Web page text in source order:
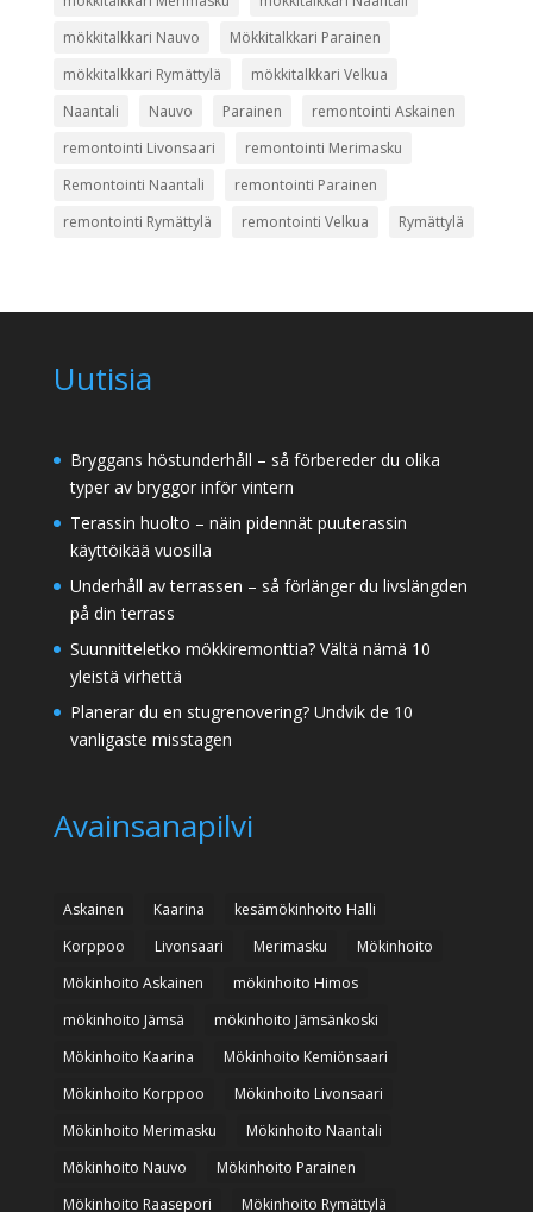
mökkitalkkari Nauvo
Mökkitalkkari Parainen
mökkitalkkari Rymättylä
mökkitalkkari Velkua
Naantali
Nauvo Parainen
remontointi Askainen
remontointi Livonsaari
remontointi Merimasku
Remontointi Naantali
remontointi Parainen
remontointi Rymättylä
remontointi Velkua Rymättylä
Uutisia
Bryggans höstunderhåll – så förbereder du olika
typer av bryggor inför vintern
Terassin huolto – näin pidennät puuterassin
käyttöikää vuosilla
Underhåll av terrassen – så förlänger du livslängden
på din terrass
Suunnitteletko mökkiremonttia? Vältä nämä 10
yleistä virhettä
Planerar du en stugrenovering? Undvik de 10
vanligaste misstagen
Avainsanapilvi
Askainen Kaarina
kesämökinhoito Halli
Korppoo
Livonsaari Merimasku
Mökinhoito
Mökinhoito Askainen
mökinhoito Himos
mökinhoito Jämsä
mökinhoito Jämsänkoski
Mökinhoito Kaarina
Mökinhoito Kemiönsaari
Mökinhoito Korppoo
Mökinhoito Livonsaari
Mökinhoito Merimasku
Mökinhoito Naantali
Mökinhoito Nauvo
Mökinhoito Parainen
Mökinhoito Raasepori
Mökinhoito Rymättylä